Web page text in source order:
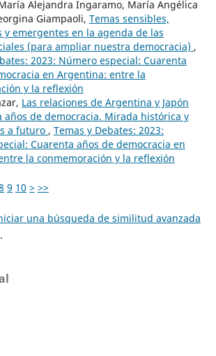
Alejandra Ingaramo, María Angélica
Giampaoli, Temas sensibles,
y emergentes en la agenda de las
(para ampliar nuestra democracia) ,
2023: Número especial: Cuarenta
en Argentina: entre la
y la reflexión
Las relaciones de Argentina y Japón
años de democracia. Mirada histórica y
a futuro , Temas y Debates: 2023:
Cuarenta años de democracia en
la conmemoración y la reflexión
9 10 > >>
una búsqueda de similitud avanzada